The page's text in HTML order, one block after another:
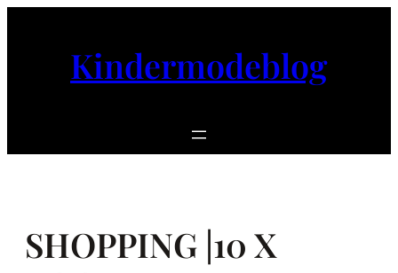
Kindermodeblog
SHOPPING |10 X